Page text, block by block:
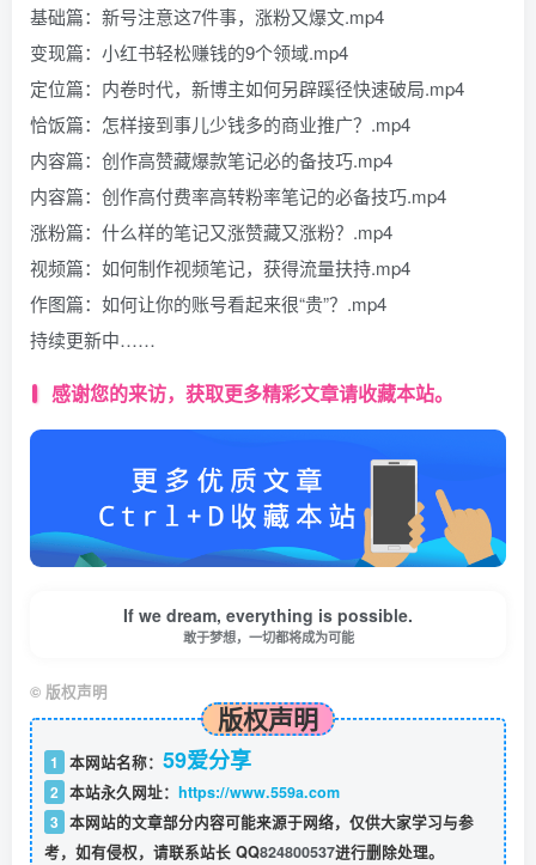
基础篇：新号注意这7件事，涨粉又爆文.mp4
变现篇：小红书轻松赚钱的9个领域.mp4
定位篇：内卷时代，新博主如何另辟蹊径快速破局.mp4
恰饭篇：怎样接到事儿少钱多的商业推广？.mp4
内容篇：创作高赞藏爆款笔记必的备技巧.mp4
内容篇：创作高付费率高转粉率笔记的必备技巧.mp4
涨粉篇：什么样的笔记又涨赞藏又涨粉？.mp4
视频篇：如何制作视频笔记，获得流量扶持.mp4
作图篇：如何让你的账号看起来很“贵”？.mp4
持续更新中……
感谢您的来访，获取更多精彩文章请收藏本站。
If we dream, everything is possible.
敢于梦想，一切都将成为可能
© 版权声明
版权声明
1 本网站名称： 59爱分享
2 本站永久网址： https://www.559a.com
3 本网站的文章部分内容可能来源于网络，仅供大家学习与参
考，如有侵权，请联系站长 QQ824800537进行删除处理。